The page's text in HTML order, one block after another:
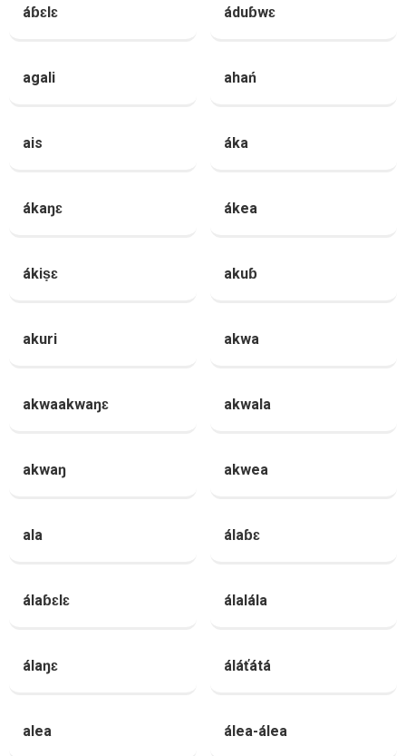
áɓɛlɛ áduɓwɛ
agali ahań
ais áka
ákaŋɛ ákea
ákiṣɛ akuɓ
akuri akwa
akwaakwaŋɛ akwala
akwaŋ akwea
ala álaɓɛ
álaɓɛlɛ álalála
álaŋɛ áláťátá
alea álea-álea